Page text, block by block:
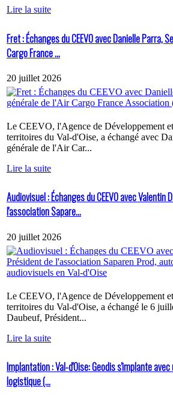
Lire la suite
Fret : Échanges du CEEVO avec Danielle Parra,
Cargo France ...
20 juillet 2026
Le CEEVO, l'Agence de Développement
territoires du Val-d'Oise, a échangé avec
générale de l'Air Car...
Lire la suite
Audiovisuel : Échanges du CEEVO avec Valentin
l'association Sapare...
20 juillet 2026
Le CEEVO, l'Agence de Développement
territoires du Val-d'Oise, a échangé le 6
Daubeuf, Président...
Lire la suite
Implantation : Val-d'Oise: Geodis s'implante
logistique (...